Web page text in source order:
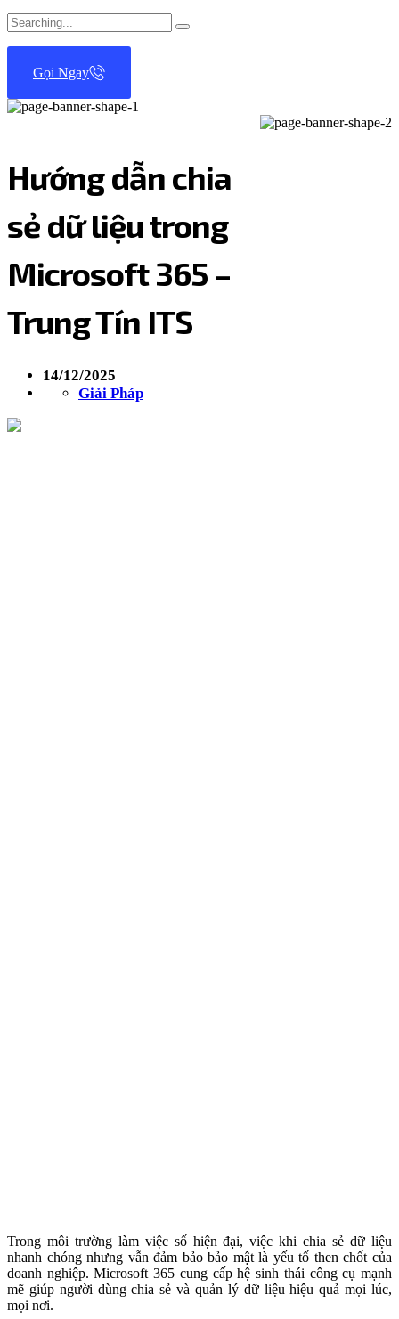
Search
for:
Gọi Ngay
Hướng dẫn chia
sẻ dữ liệu trong
Microsoft 365 –
Trung Tín ITS
14/12/2025
Giải Pháp
Trong môi trường làm việc số hiện đại, việc khi chia sẻ dữ liệu
nhanh chóng nhưng vẫn đảm bảo bảo mật là yếu tố then chốt của
doanh nghiệp. Microsoft 365 cung cấp hệ sinh thái công cụ mạnh
mẽ giúp người dùng chia sẻ và quản lý dữ liệu hiệu quả mọi lúc,
mọi nơi.